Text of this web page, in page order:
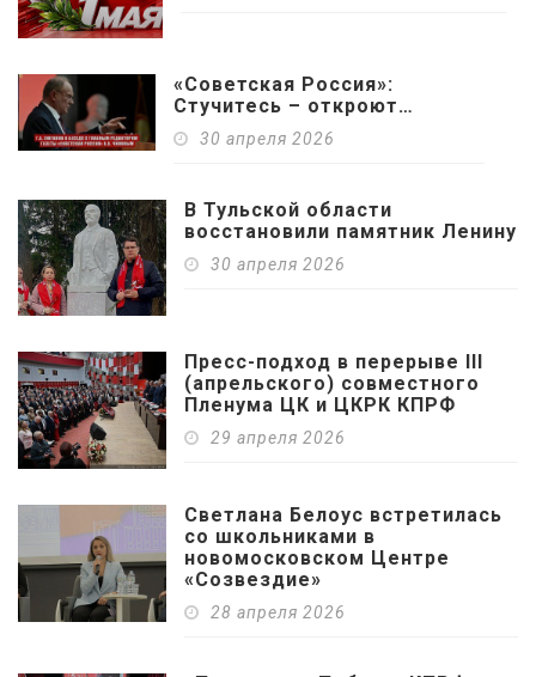
«Советская Россия»:
Стучитесь – откроют…
30 апреля 2026
В Тульской области
восстановили памятник Ленину
30 апреля 2026
Пресс-подход в перерыве III
(апрельского) совместного
Пленума ЦК и ЦКРК КПРФ
29 апреля 2026
Светлана Белоус встретилась
со школьниками в
новомосковском Центре
«Созвездие»
28 апреля 2026